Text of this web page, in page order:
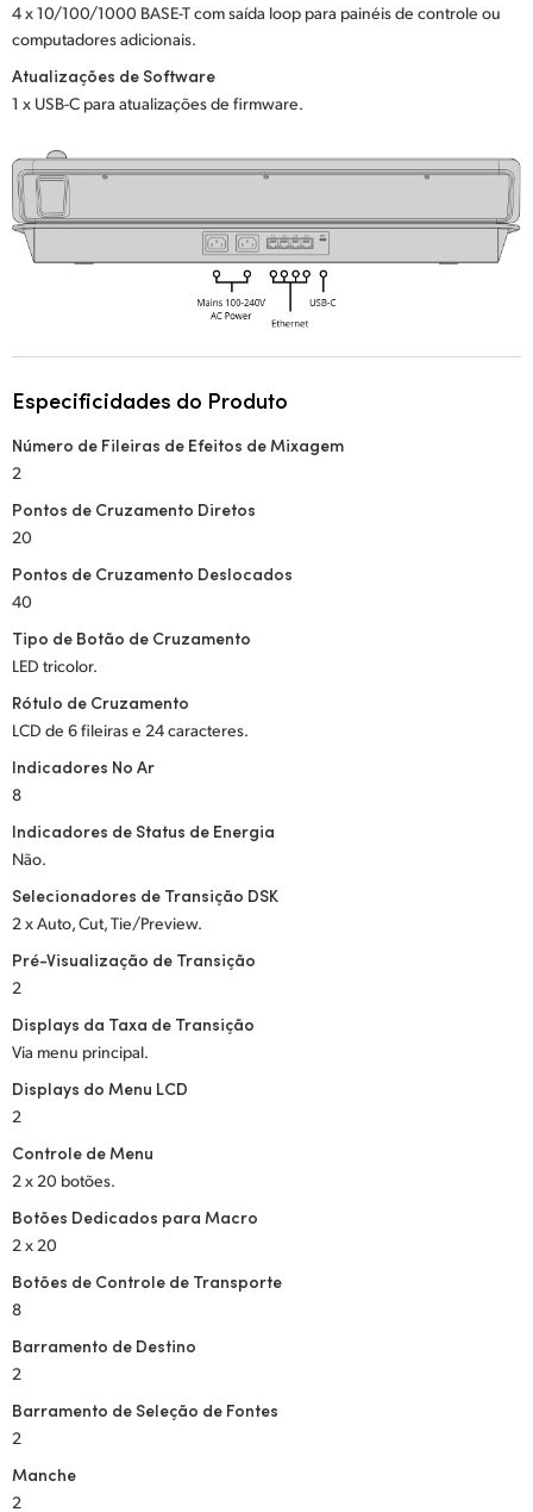
Norway
Portugal
Singapore
South Africa
Spain
United Kingdom
United States
4 x 10/100/1000 BASE-T com saída loop para painéis de controle ou
computadores adicionais.
Atualizações de Software
1 x USB-C para atualizações de firmware.
Especificidades do Produto
Número de Fileiras de Efeitos de Mixagem
2
Pontos de Cruzamento Diretos
20
Pontos de Cruzamento Deslocados
40
Tipo de Botão de Cruzamento
LED tricolor.
Rótulo de Cruzamento
LCD de 6 fileiras e 24 caracteres.
Indicadores No Ar
8
Indicadores de Status de Energia
Não.
Selecionadores de Transição DSK
2 x Auto, Cut, Tie/Preview.
Pré-Visualização de Transição
2
Displays da Taxa de Transição
Via menu principal.
Displays do Menu LCD
2
Controle de Menu
2 x 20 botões.
Botões Dedicados para Macro
2 x 20
Botões de Controle de Transporte
8
Barramento de Destino
2
Barramento de Seleção de Fontes
2
Manche
2